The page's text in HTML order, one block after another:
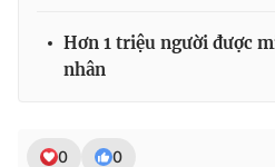
Hơn 1 triệu người được
nhân
0 0